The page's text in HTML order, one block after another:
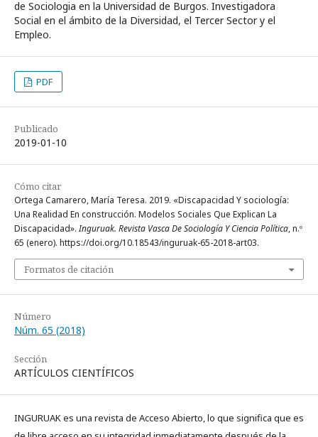
de Sociologia en la Universidad de Burgos. Investigadora
Social en el ámbito de la Diversidad, el Tercer Sector y el
Empleo.
PDF
Publicado
2019-01-10
Cómo citar
Ortega Camarero, María Teresa. 2019. «Discapacidad Y sociología:
Una Realidad En construcción. Modelos Sociales Que Explican La
Discapacidad».Inguruak. Revista Vasca De Sociología Y Ciencia Política, n.º
65 (enero). https://doi.org/10.18543/inguruak-65-2018-art03.
Formatos de citación
Número
Núm. 65 (2018)
Sección
ARTÍCULOS CIENTÍFICOS
INGURUAK es una revista de Acceso Abierto, lo que significa que es